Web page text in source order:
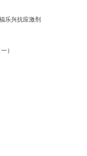
乐兴抗应激剂
）